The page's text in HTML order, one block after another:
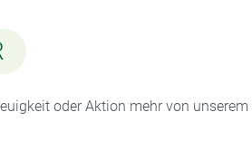
oder Aktion mehr von unserem